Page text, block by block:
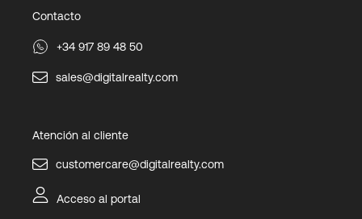
Contacto
+34 917 89 48 50
sales@digitalrealty.com
Atención al cliente
customercare@digitalrealty.com
Acceso al portal